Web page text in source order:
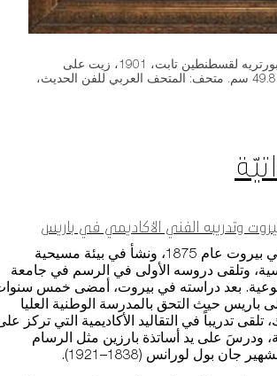
فيليب موراني،بورتريه لقسطنطين تابت، 1901، زيت على
قماش، 61.3 × 49.8 سم. متحف: المتحف العربي للفن الحديث،
وتدريبه الفني الأكاديمي في باريس
وُلد فيليب موراني في بيروت عام 1875، ونشأ في بيئة مسيحية
وتلقى دروسه الأولى في الرسم في جامعة
بعد دراسته في بيروت، أمضى خمس
باريس حيث التحق بالمدرسة الوطنية العليا
تلقى تدريباً في التقاليد الأكاديمية التي تركز
ودرسَ على يد أساتذة بارزين مثل الرسام
جان بول لورانس (1838–1921).